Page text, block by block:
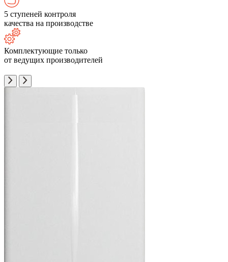
5 ступеней контроля
качества на производстве
Комплектующие только
от ведущих производителей